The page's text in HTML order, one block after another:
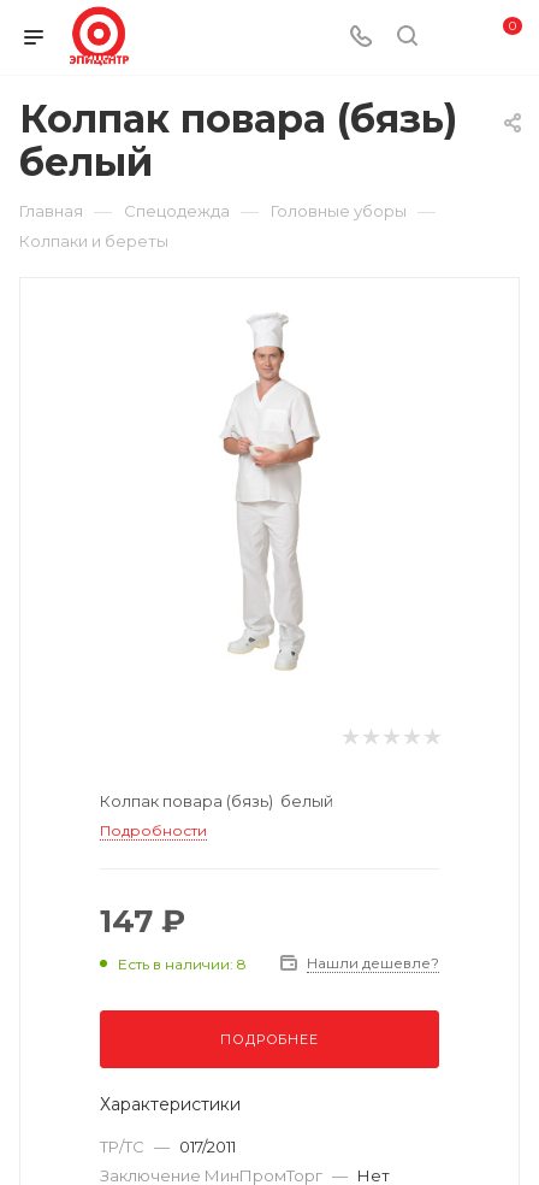
0
Колпак повара (бязь)
белый
Главная — Спецодежда — Головные уборы —
Колпаки и береты
Колпак повара (бязь) белый
Подробности
147 ₽
Есть в наличии: 8 Нашли дешевле?
ПОДРОБНЕЕ
Характеристики
ТР/ТС — 017/2011
Заключение МинПромТорг — Нет